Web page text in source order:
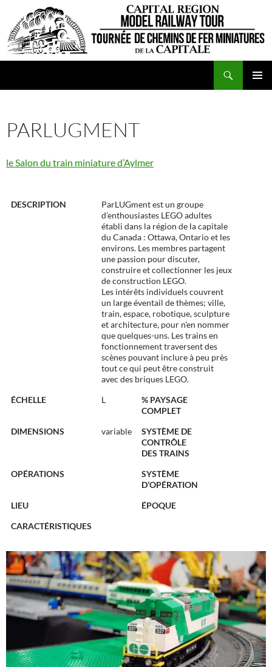
contenu
PARLUGMENT
le Salon du train miniature d’Aylmer
DESCRIPTION
ParLUGment est un groupe
d’enthousiastes LEGO adultes
établi dans la région de la capitale
du Canada : Ottawa, Ontario et les
environs. Les membres partagent
une passion pour discuter,
construire et collectionner les jeux
de construction LEGO.
Les intérêts individuels couvrent
un large éventail de thèmes; ville,
train, espace, robotique, sculpture
et architecture, pour n'en nommer
que quelques-uns. Les trains en
fonctionnement traversent des
scènes pouvant inclure à peu près
tout ce qui peut être construit
avec des briques LEGO.
ÉCHELLE
L
% PAYSAGE
COMPLET
DIMENSIONS
variable
SYSTÈME DE
CONTRÔLE
DES TRAINS
OPÉRATIONS
SYSTÈME
D’OPÉRATION
LIEU
ÉPOQUE
CARACTÉRISTIQUES